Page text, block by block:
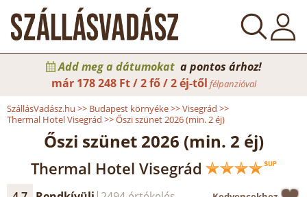
Add meg a dátumokat a pontos árhoz!
már 178 248 Ft / 2 fő / 2 éj-től félpanzióval
SzállásVadász.hu >> Budapest környéke>>Visegrád >>
Thermal Hotel Visegrád >>Őszi szünet 2026 (min. 2 éj)
Őszi szünet 2026 (min. 2 éj)
Thermal Hotel Visegrád